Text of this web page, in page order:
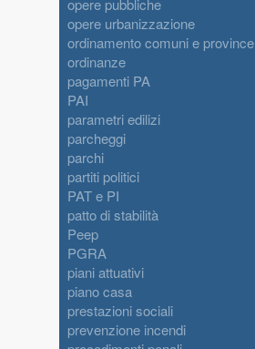
opere pubbliche
opere urbanizzazione
ordinamento comuni e province
ordinanze
pagamenti PA
PAI
parametri edilizi
parcheggi
parchi
partiti politici
PAT e PI
patto di stabilità
Peep
PGRA
piani attuativi
piano casa
prestazioni sociali
prevenzione incendi